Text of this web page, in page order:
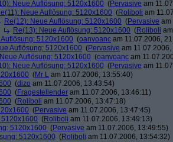
Neue Auflösung: 5120x1600 (Pervasive am
Neue Auflösung: 5120x1600 (Roliboli am
Re(12): Neue Auflösung: 5120x1600 (Pervasive am
Re(13): Neue Auflösung: 5120x1600 (Roliboli
5120x1600 (oanvoanc am 11.07.2006,
Auflösung: 5120x1600 (Pervasive am 11.07.2006,
Auflösung: 5120x1600 (oanvoanc am
Neue Auflösung: 5120x1600 (Pervasive am
(Mr L am 11.07.2006, 13:55:40)
(dizo am 11.07.2006, 13:43:54)
(Fragestellender am 11.07.2006, 13:46:11)
(Roliboli am 11.07.2006, 13:47:18)
(Pervasive am 11.07.2006, 13:47:45)
5120x1600 (Roliboli am 11.07.2006, 13:49:13)
5120x1600 (Pervasive am 11.07.2006, 13:49:55)
5120x1600 (Roliboli am 11.07.2006, 13:54:32)